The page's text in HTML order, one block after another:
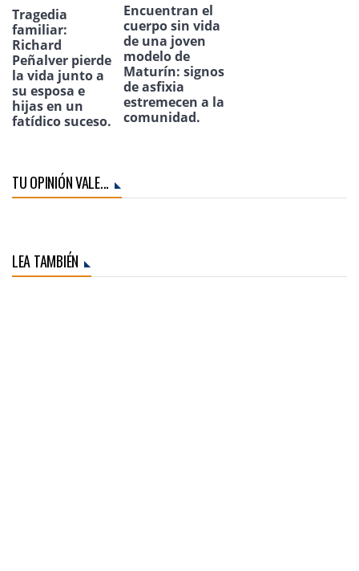
Tragedia
familiar:
Richard
Peñalver pierde
la vida junto a
su esposa e
hijas en un
fatídico suceso.
Encuentran el
cuerpo sin vida
de una joven
modelo de
Maturín: signos
de asfixia
estremecen a la
comunidad.
TU OPINIÓN VALE...
LEA TAMBIÉN